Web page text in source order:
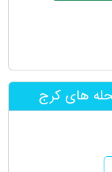
های کرج